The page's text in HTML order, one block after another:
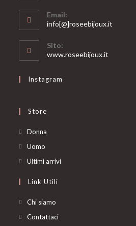
Email:
info[@]roseebijoux.it
Sito:
www.roseebijoux.it
Instagram
Store
Donna
tab
Uomo
in
new
Ultimi arriviOpens
Link Utili
Chi siamo
Contattaci